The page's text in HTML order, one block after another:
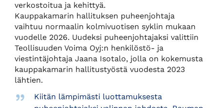
verkostoitua ja kehittyä.
Kauppakamarin hallituksen puheenjohtaja
vaihtuu normaalin kolmivuotisen syklin mukaan
vuodelle 2026. Uudeksi puheenjohtajaksi valittiin
Teollisuuden Voima Oyj:n henkilöstö- ja
viestintäjohtaja Jaana Isotalo, jolla on kokemusta
kauppakamarin hallitustyöstä vuodesta 2023
lähtien.
Kiitän lämpimästi luottamuksesta